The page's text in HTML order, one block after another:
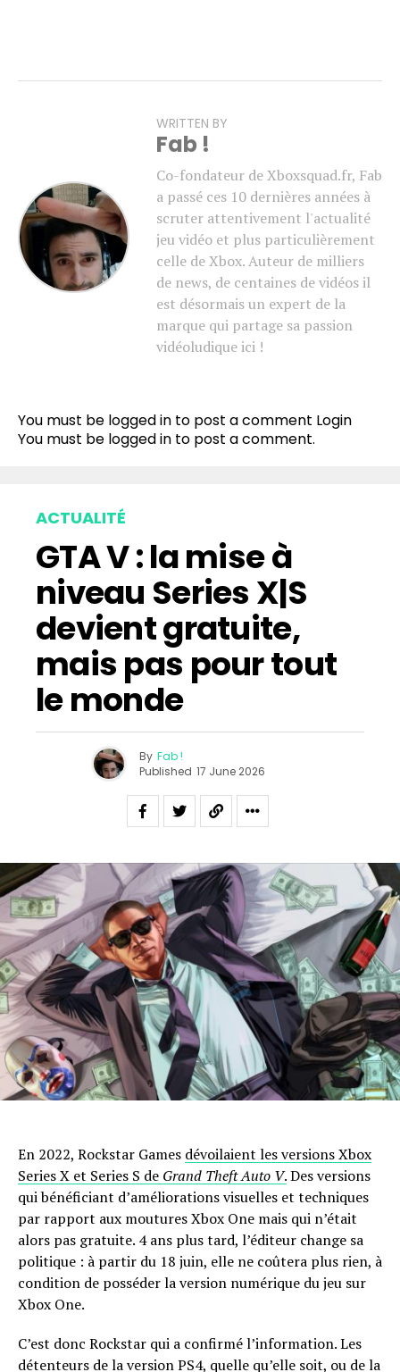
WRITTEN BY
Fab !
Co-fondateur de Xboxsquad.fr, Fab
a passé ces 10 dernières années à
scruter attentivement l'actualité
jeu vidéo et plus particulièrement
celle de Xbox. Auteur de milliers
de news, de centaines de vidéos il
est désormais un expert de la
marque qui partage sa passion
vidéoludique ici !
You must be logged in to post a comment Login
You must be logged in to post a comment.
ACTUALITÉ
GTA V : la mise à
niveau Series X|S
devient gratuite,
mais pas pour tout
le monde
By Fab !
Published 17 June 2026
En 2022, Rockstar Games dévoilaient les versions Xbox
Series X et Series S de Grand Theft Auto V.Des versions
qui bénéficiant d’améliorations visuelles et techniques
par rapport aux moutures Xbox One mais qui n’était
alors pas gratuite. 4 ans plus tard, l’éditeur change sa
politique : à partir du 18 juin, elle ne coûtera plus rien, à
condition de posséder la version numérique du jeu sur
Xbox One.
C’est donc Rockstar qui a confirmé l’information. Les
détenteurs de la version PS4, quelle qu’elle soit, ou de la